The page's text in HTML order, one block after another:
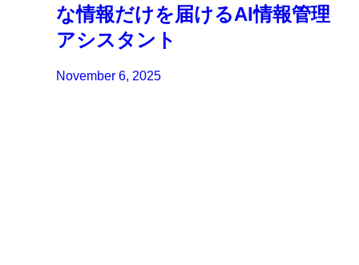
な情報だけを届けるAI情報管理
アシスタント
November 6, 2025